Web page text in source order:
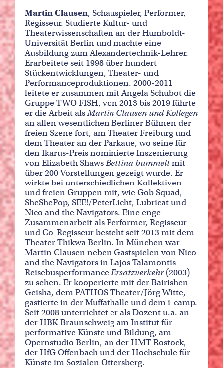
Martin Clausen, Schauspieler, Performer,
Regisseur. Studierte Kultur- und
Theaterwissenschaften an der Humboldt-
Universität Berlin und machte eine
Ausbildung zum Alexandertechnik-Lehrer.
Erarbeitete seit 1998 über hundert
Stückentwicklungen, Theater- und
Performanceproduktionen. 2000-2011
leitete er zusammen mit Angela Schubot die
Gruppe TWO FISH, von 2013 bis 2019 führte
er die Arbeit alsMartin Clausen und Kollegen
an allen wesentlichen Berliner Bühnen der
freien Szene fort, am Theater Freiburg und
dem Theater an der Parkaue, wo seine für
den Ikarus-Preis nominierte Inszenierung
von Elizabeth ShawsBettina bummeltmit
über 200 Vorstellungen gezeigt wurde. Er
wirkte bei unterschiedlichen Kollektiven
und freien Gruppen mit, wie Gob Squad,
SheShePop, SEE!/PeterLicht, Lubricat und
Nico and the Navigators. Eine enge
Zusammenarbeit als Performer, Regisseur
und Co-Regisseur besteht seit 2013 mit dem
Theater Thikwa Berlin. In München war
Martin Clausen neben Gastspielen von Nico
and the Navigators in Lajos Talamontis
ReisebusperformanceErsatzverkehr(2003)
zu sehen. Er kooperierte mit der Bairishen
Geisha, dem PATHOS Theater/Jörg Witte,
gastierte in der Muffathalle und dem i-camp.
Seit 2008 unterrichtet er als Dozent u.a. an
der HBK Braunschweig am Institut für
performative Künste und Bildung, am
Opernstudio Berlin, an der HMT Rostock,
der HfG Offenbach und der Hochschule für
Künste im Sozialen Ottersberg.